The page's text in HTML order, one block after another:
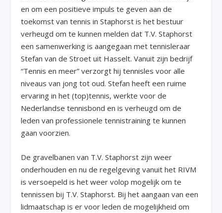
en om een positieve impuls te geven aan de
toekomst van tennis in Staphorst is het bestuur
verheugd om te kunnen melden dat T.V. Staphorst
een samenwerking is aangegaan met tennisleraar
Stefan van de Stroet uit Hasselt. Vanuit zijn bedrijf
“Tennis en meer” verzorgt hij tennisles voor alle
niveaus van jong tot oud. Stefan heeft een ruime
ervaring in het (top)tennis, werkte voor de
Nederlandse tennisbond en is verheugd om de
leden van professionele tennistraining te kunnen
gaan voorzien.
De gravelbanen van T.V. Staphorst zijn weer
onderhouden en nu de regelgeving vanuit het RIVM
is versoepeld is het weer volop mogelijk om te
tennissen bij T.V. Staphorst. Bij het aangaan van een
lidmaatschap is er voor leden de mogelijkheid om